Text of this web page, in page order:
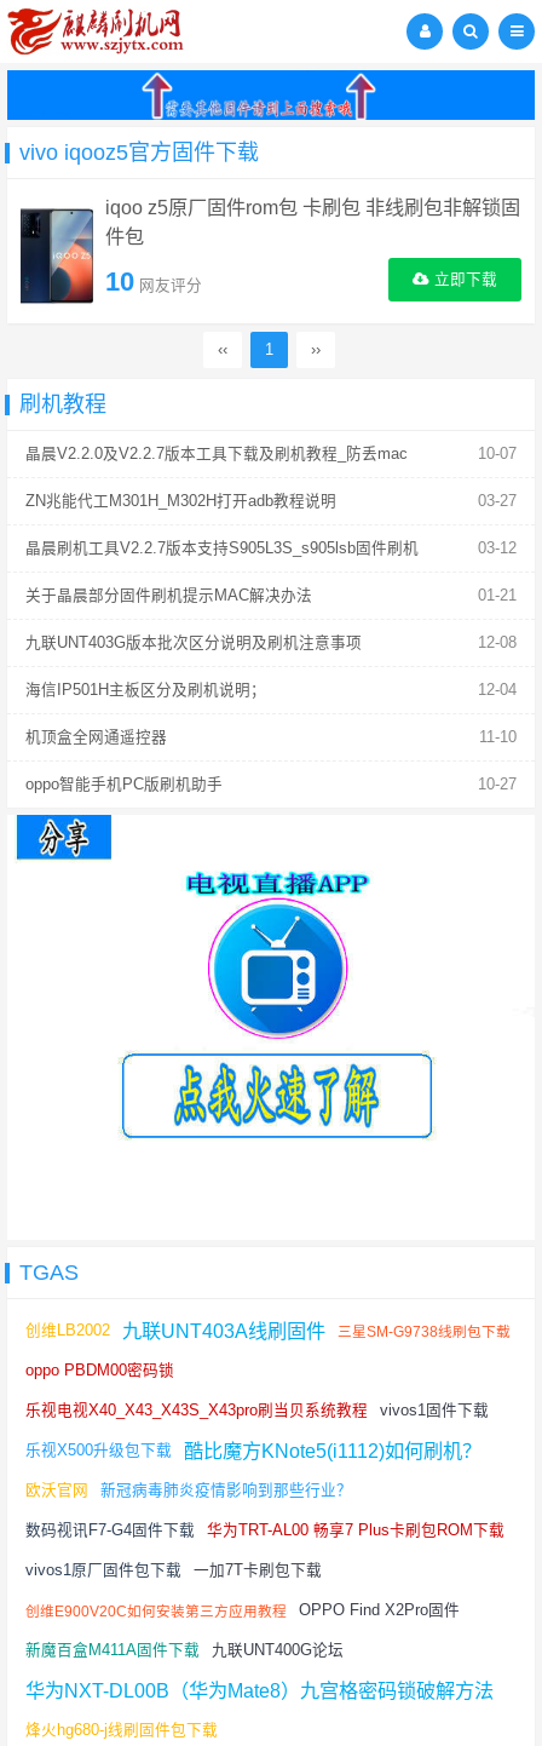
vivo iqooz5官方固件下载
iqoo z5原厂固件rom包 卡刷包 非线刷包非解锁固
件包
10 网友评分 立即下载
‹‹ 1 ››
刷机教程
10-07
晶晨V2.2.0及V2.2.7版本工具下载及刷机教程_防丢mac
03-27
ZN兆能代工M301H_M302H打开adb教程说明
03-12
晶晨刷机工具V2.2.7版本支持S905L3S_s905lsb固件刷机
01-21
关于晶晨部分固件刷机提示MAC解决办法
12-08
九联UNT403G版本批次区分说明及刷机注意事项
12-04
海信IP501H主板区分及刷机说明；
11-10
机顶盒全网通遥控器
10-27
oppo智能手机PC版刷机助手
TGAS
创维LB2002 九联UNT403A线刷固件 三星SM-G9738线刷包下载
oppo PBDM00密码锁
乐视电视X40_X43_X43S_X43pro刷当贝系统教程 vivos1固件下载
乐视X500升级包下载 酷比魔方KNote5(i1112)如何刷机？
欧沃官网 新冠病毒肺炎疫情影响到那些行业？
数码视讯F7-G4固件下载 华为TRT-AL00 畅享7 Plus卡刷包ROM下载
vivos1原厂固件包下载 一加7T卡刷包下载
创维E900V20C如何安装第三方应用教程 OPPO Find X2Pro固件
新魔百盒M411A固件下载 九联UNT400G论坛
华为NXT-DL00B（华为Mate8）九宫格密码锁破解方法
烽火hg680-j线刷固件包下载